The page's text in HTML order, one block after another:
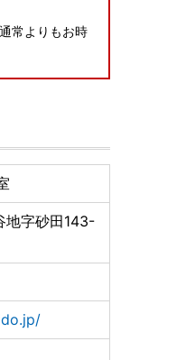
常よりもお時
完結！〇●
地字砂田143-